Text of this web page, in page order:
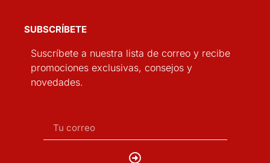
SUBSCRÍBETE
Suscríbete a nuestra lista de correo y recibe
promociones exclusivas, consejos y
novedades.